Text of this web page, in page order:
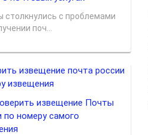
столкнулись с проблемами
поч...
извещение Почты
по номеру самого